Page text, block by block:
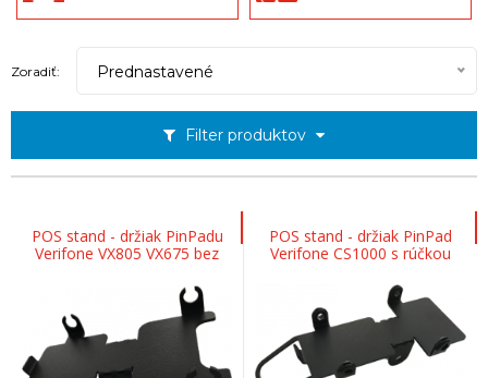
Filter produktov
Zoradiť: Prednastavené
POS stand - držiak PinPadu
Verifone VX805 VX675 bez
POS stand - držiak PinPad
Verifone CS1000 s rúčkou